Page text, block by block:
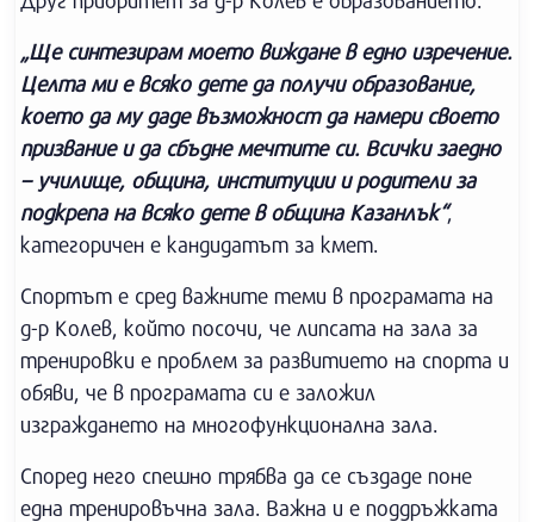
„Ще синтезирам моето виждане в едно изречение.
Целта ми е всяко дете да получи образование,
което да му даде възможност да намери своето
призвание и да сбъдне мечтите си. Всички заедно
– училище, община, институции и родители за
подкрепа на всяко дете в община Казанлък“,
категоричен е кандидатът за кмет.
Спортът е сред важните теми в програмата на
д-р Колев, който посочи, че липсата на зала за
тренировки е проблем за развитието на спорта и
обяви, че в програмата си е заложил
изграждането на многофункционална зала.
Според него спешно трябва да се създаде поне
една тренировъчна зала. Важна и е поддръжката